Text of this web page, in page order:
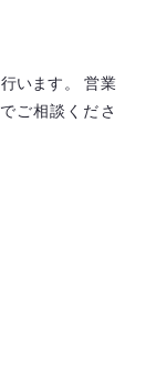
います。
営業
ご相談くださ